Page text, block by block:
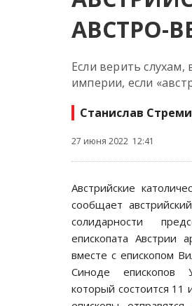
АВСТРО-
Если верить
империи, если
Станислав
27 июня 2022 12:41
Австрийские
сообщает
солидарности
епископата Австрии
вместе с епископом
Синоде епископов
который состоится